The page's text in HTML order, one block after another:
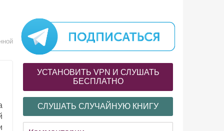
УСТАНОВИТЬ VPN И СЛУШАТЬ
БЕСПЛАТНО
СЛУШАТЬ СЛУЧАЙНУЮ КНИГУ